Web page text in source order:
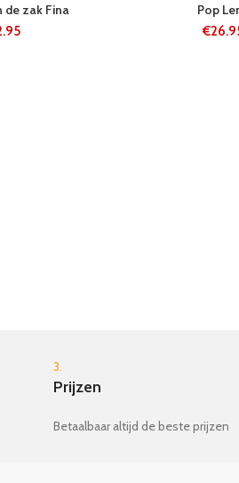
de zak Fina
Pop
€
3.
Prijzen
Betaalbaar altijd de beste prijzen